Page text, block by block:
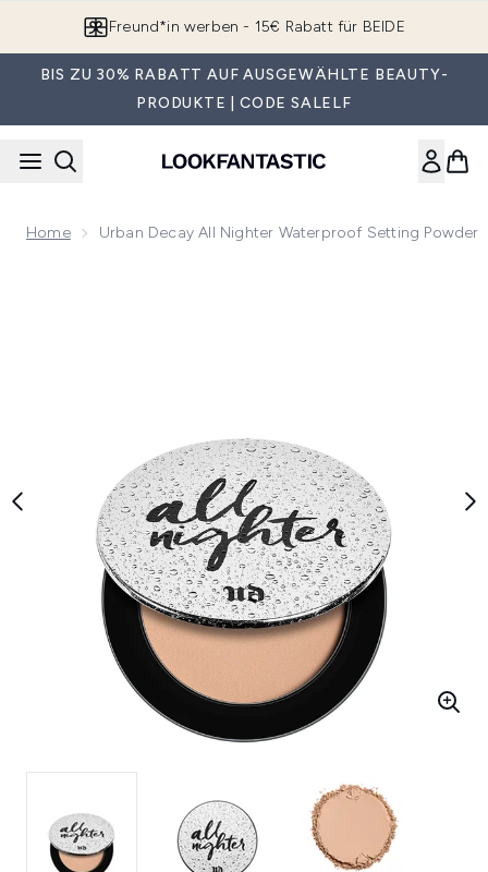
Freund*in werben - 15€ Rabatt für BEIDE
BIS ZU 30% RABATT AUF AUSGEWÄHLTE BEAUTY-
PRODUKTE | CODE SALELF
Home Urban Decay All Nighter Waterproof Setting Powder